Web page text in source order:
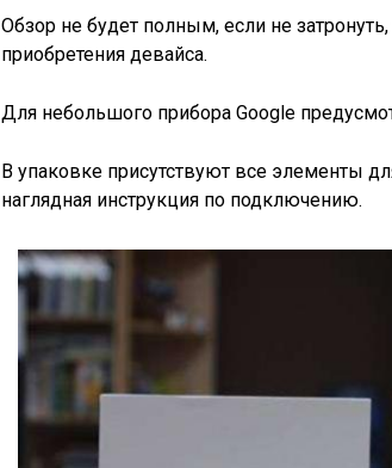
Обзор не будет полным, если не
приобретения девайса.
Для небольшого прибора Google
В упаковке присутствуют все элементы
наглядная инструкция по подключению.